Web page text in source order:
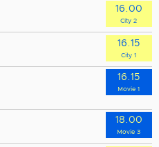
16.00
City 2
16.15
City 1
16.15
Movie 1
18.00
Movie 3